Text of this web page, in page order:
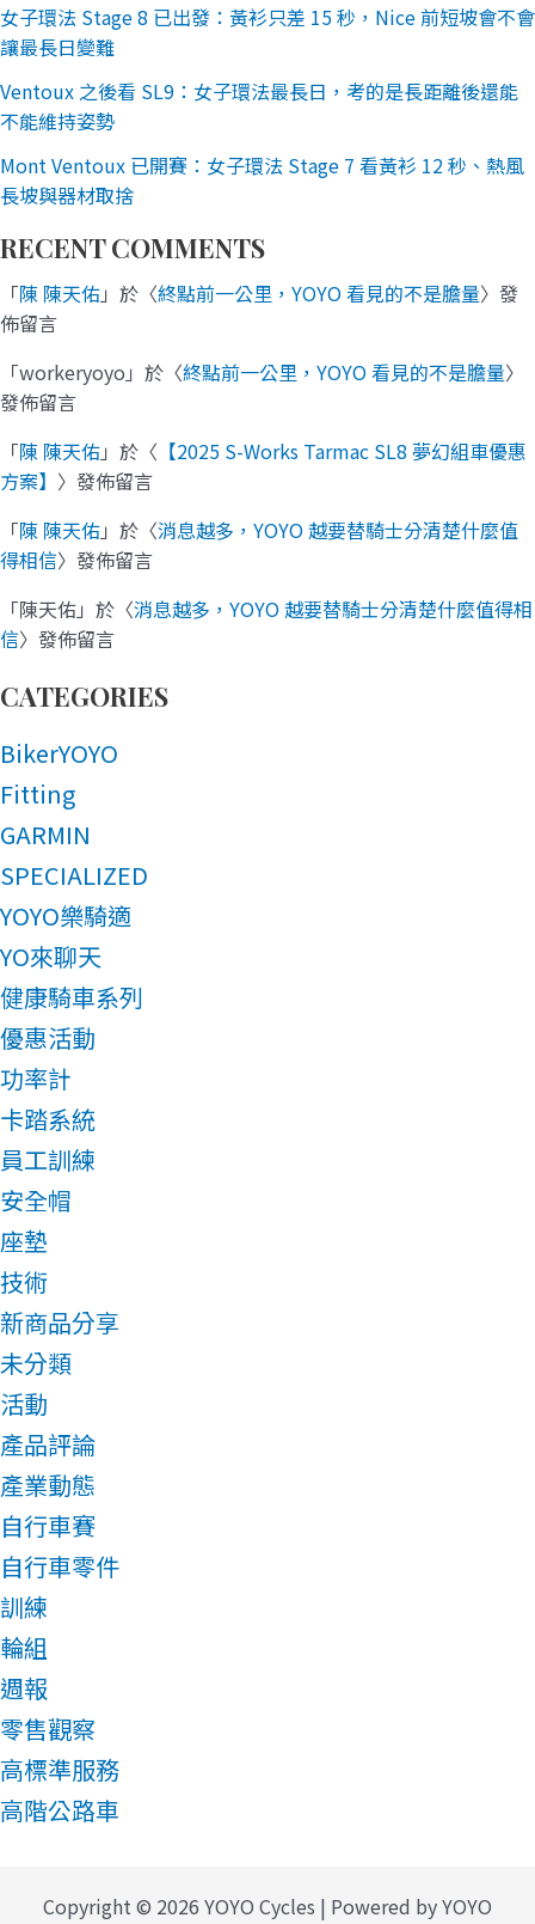
女子環法 Stage 8 已出發：黃衫只差 15 秒，Nice 前短坡會不會
讓最長日變難
Ventoux 之後看 SL9：女子環法最長日，考的是長距離後還能
不能維持姿勢
Mont Ventoux 已開賽：女子環法 Stage 7 看黃衫 12 秒、熱風
長坡與器材取捨
RECENT COMMENTS
「陳 陳天佑」於〈終點前一公里，YOYO 看見的不是膽量〉發
佈留言
「workeryoyo 」於〈終點前一公里，YOYO 看見的不是膽量〉
發佈留言
「陳 陳天佑」於〈 【2025 S-Works Tarmac SL8 夢幻組車優惠
方案】 〉發佈留言
「陳 陳天佑」於〈消息越多，YOYO 越要替騎士分清楚什麼值
得相信〉發佈留言
「陳天佑」於〈消息越多，YOYO 越要替騎士分清楚什麼值得相
信〉發佈留言
CATEGORIES
BikerYOYO
Fitting
GARMIN
SPECIALIZED
YOYO樂騎適
YO來聊天
健康騎車系列
優惠活動
功率計
卡踏系統
員工訓練
安全帽
座墊
技術
新商品分享
未分類
活動
產品評論
產業動態
自行車賽
自行車零件
訓練
輪組
週報
零售觀察
高標準服務
高階公路車
Copyright © 2026 YOYO Cycles | Powered by YOYO